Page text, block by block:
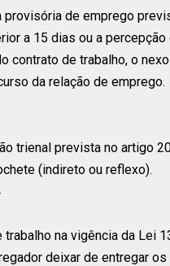
provisória de emprego
a 15 dias ou a
contrato de trabalho, o
da relação de emprego.
trienal prevista no artigo
(indireto ou reflexo).
trabalho na vigência da Lei
deixar de entregar